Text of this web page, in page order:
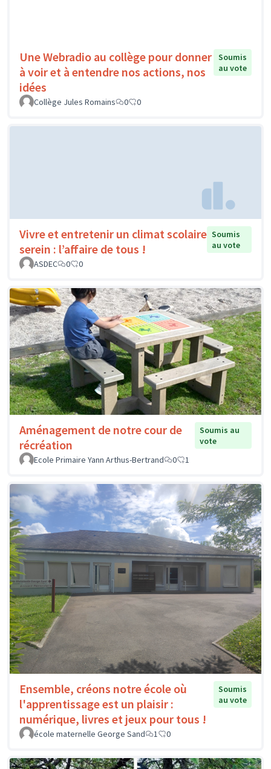
Une Webradio au collège pour donner
à voir et à entendre nos actions, nos
idées
Soumis
au vote
Collège Jules Romains 0 0
Vivre et entretenir un climat scolaire
serein : l’affaire de tous !
Soumis
au vote
ASDEC
0 0
Aménagement de notre cour de
récréation
Soumis au
vote
Ecole Primaire Yann Arthus-Bertrand
0 1
Ensemble, créons notre école où
l'apprentissage est un plaisir :
numérique, livres et jeux pour tous !
Soumis
au vote
école maternelle George Sand 1 0